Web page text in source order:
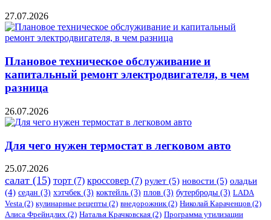
27.07.2026
Плановое техническое обслуживание и
капитальный ремонт электродвигателя, в чем
разница
26.07.2026
Для чего нужен термостат в легковом авто
25.07.2026
салат (15) торт (7) кроссовер (7) рулет (5) новости (5) оладьи
(4) седан (3) хэтчбек (3) коктейль (3) плов (3) бутерброды (3) LADA
Vesta (2) кулинарные рецепты (2) внедорожник(2) Николай Караченцов (2)
Алиса Фрейндлих (2) Наталья Крачковская (2) Программа утилизации